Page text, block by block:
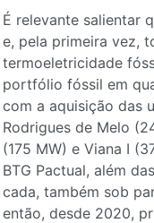
É relevante salientar
e, pela primeira vez,
termoeletricidade
portfólio fóssil em
com a aquisição das
Rodrigues de Melo
(175 MW) e Viana I
BTG Pactual, além
cada, também sob
então, desde 2020,